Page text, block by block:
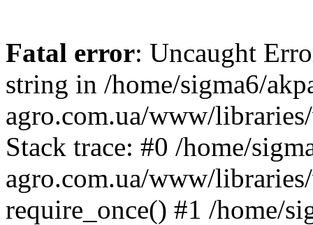
Fatal error: Uncaught
string in /home/sigma6/
agro.com.ua/www/
Stack trace: #0 /home/
agro.com.ua/www/
require_once() #1 /home/